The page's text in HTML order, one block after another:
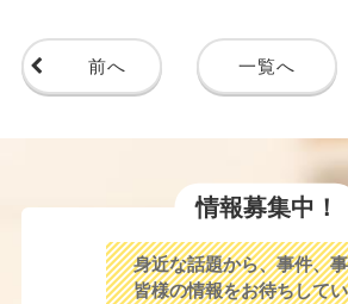
前へ 一覧へ
情報募集中！
身近な話題から、事件、
皆様の情報をお待ちして